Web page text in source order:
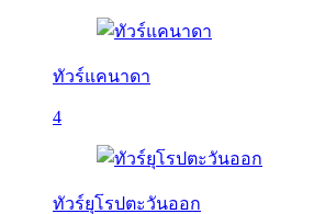
ทัวร์แคนาดา
4
ทัวร์ยุโรปตะวันออก